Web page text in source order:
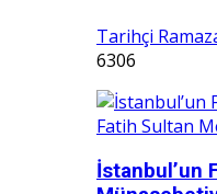
Tarihçi
6306
İstanbul’un